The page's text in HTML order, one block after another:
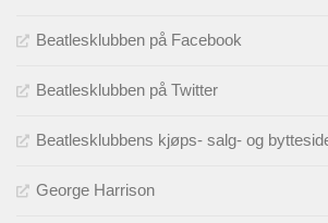
Beatlesklubben på Facebook
Beatlesklubben på Twitter
Beatlesklubbens kjøps- salg- og
George Harrison